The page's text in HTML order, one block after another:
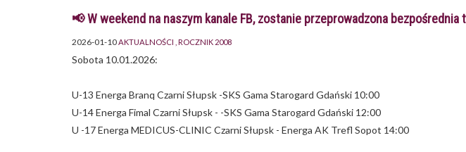
📢 W weekend na naszym kanale FB, zostanie przeprowadzona
2026-01-10AKTUALNOŚCI ROCZNIK 2008
Sobota 10.01.2026:
U-13 Energa Branq Czarni Słupsk -SKS Gama Starogard Gdański 10:00
U-14 Energa Fimal Czarni Słupsk - -SKS Gama Starogard Gdański 12:00
U -17 Energa MEDICUS-CLINIC Czarni Słupsk - Energa AK Trefl Sopot 14:00